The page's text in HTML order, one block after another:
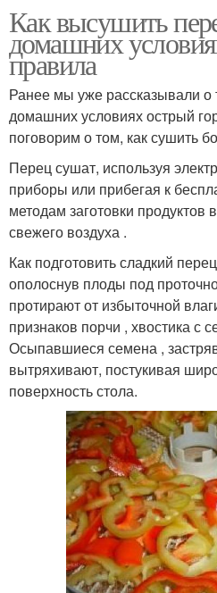
Как высушить
домашних
правила
Ранее мы уже рассказывали о
домашних условиях острый
поговорим о том, как сушить
Перец сушат, используя
приборы или прибегая к
методам заготовки
свежего воздуха .
Как подготовить сладкий
ополоснув плоды под
протирают от избыточной
признаков порчи , хвостика с
Осыпавшиеся семена ,
вытряхивают, постукивая
поверхность стола.